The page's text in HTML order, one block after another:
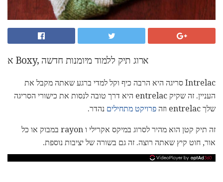
א Boxy, ארוג תיק ללמוד מיומנות חדשה
Intrelac סריגה היא הרבה כיף וקל למדי ברגע שאתה מקבל את
העניין. זה שקיק entrelac היא דרך טובה לנסות את כישורי הסריגה
שלך entrelac וזה
פרויקט מתחילים נהדר.
זה תיק קטן הוא מהיר לסרוג במיקס אקרילי ו rayon במבוק או כל
אור, חוט קיץ שאתה רוצה. זה גם בשורה של יציבות נוספת.